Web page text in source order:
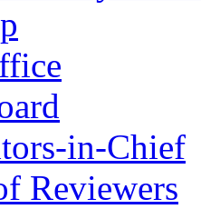
in-Chief
Reviewers